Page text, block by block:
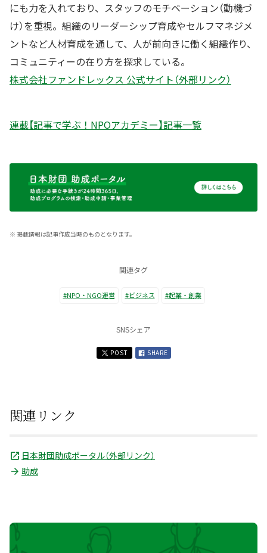
にも力を入れており、スタッフのモチベーション（動機づ
け）を重視。組織のリーダーシップ育成やセルフマネジメ
ントなど人材育成を通して、人が前向きに働く組織作り、
コミュニティーの在り方を探求している。
株式会社ファンドレックス 公式サイト（外部リンク）
連載【記事で学ぶ！NPOアカデミー】記事一覧
※ 掲載情報は記事作成当時のものとなります。
関連タグ
#NPO・NGO運営 #ビジネス #起業・創業
SNSシェア
POST SHARE
関連リンク
日本財団助成ポータル（外部リンク）
助成